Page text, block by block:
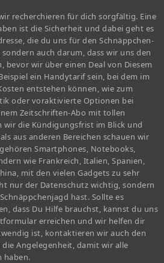
recherchieren für dich sorgfältig. Eine
ist die Sicherheit und dabei geht es
die du uns für den Schnäppchen-
auch darum, dass wir uns den
bevor wir über einen Deal von Diesem
ein Handytarif sein, bei dem im
entstehen können, wie zum
oder voraktivierte Optionen bei
Zeitschriften-Abo mit tollen
wir die Kündigungsfrist im Blick und
aus anderen Bereichen schauen wir
Smartphones, Notebooks,
wie Frankreich, Italien, Spanien,
mit den vielen Gadgets zu sehr
nur der Datenschutz wichtig, sondern
hast. Sollte es
dass Du Hilfe brauchst, kannst du uns
erreichen und wir helfen dir
ist, kontaktieren wir auch den
Angelegenheit, damit wir alle
haben.